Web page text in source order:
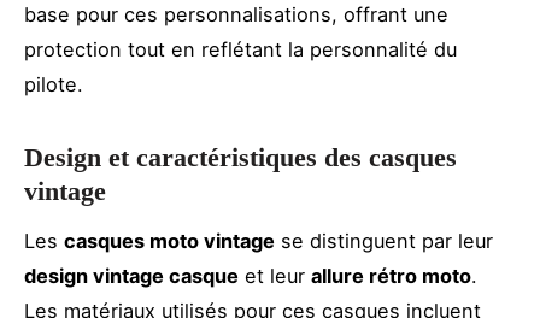
base pour ces personnalisations, offrant une
protection tout en reflétant la personnalité du
pilote.
Design et caractéristiques des casques
vintage
Les casques moto vintage se distinguent par leur
design vintage casque et leur allure rétro moto.
Les matériaux utilisés pour ces casques incluent